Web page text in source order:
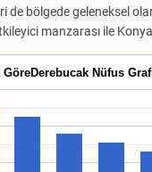
de bölgede geleneksel
manzarası ile
GöreDerebucak Nüfus